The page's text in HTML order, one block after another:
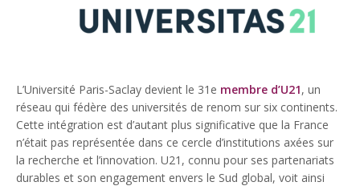
L’Université Paris-Saclay devient le 31e membre d’U21, un
réseau qui fédère des universités de renom sur six continents.
Cette intégration est d’autant plus significative que la France
n’était pas représentée dans ce cercle d’institutions axées sur
la recherche et l’innovation. U21, connu pour ses partenariats
durables et son engagement envers le Sud global, voit ainsi